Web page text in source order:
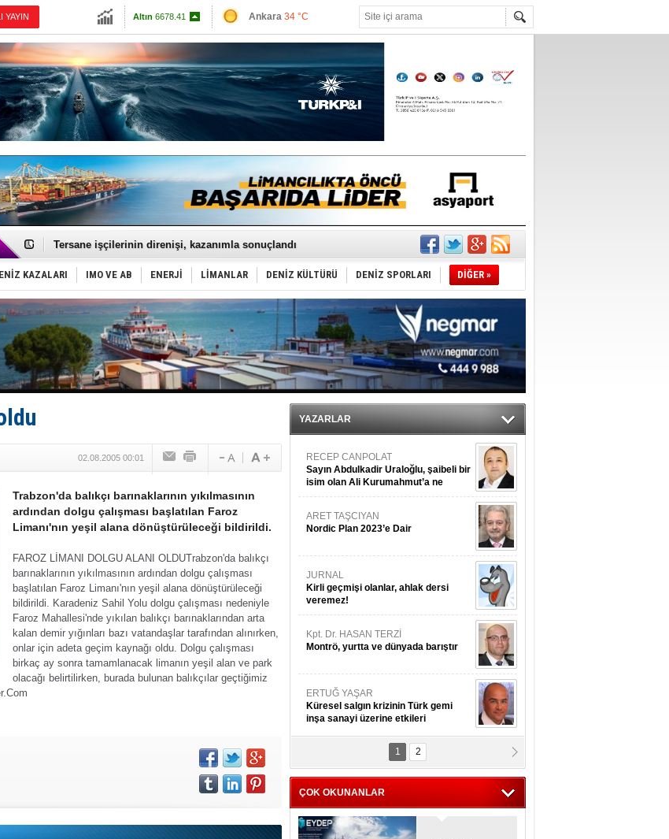
YAYIN Altın 6678.41
Euro55.1659
Ankara 34 °C
Antalya32 °C
Muğla 33 °C
Çanakkale 38 °C
İstanbul ve Çanakkale: 6 ayda 40.000 gemi
Tersane işçilerinin direnişi, kazanımla sonuçlandı
İngiliz aktivistler, gemide mahsur kaldı!
FESCO, Karadeniz'de yeni sevkiyat taleplerini durdurdu
DESE, BIMCO’ya katıldı
GİMBİRDER gemi inşa yan sanayinin sorunlarını tartıştı
35 milyon TL'lik tekne projesinde karar çıktı
İnsansız cankurtaran ihalesini BlueForge kazandı
Yüzyıl sonra ilk kez dünyaya açılan gizemli ada!
Anadolu Tersanesi EYDEP’te A sertifikası alan ilk tersane oldu
Derince, ILCA Masters Türkiye Şampiyonası’na ev sahipliği yapacak
Tüpraş, ham petrol taşımacılığına 4 yeni tanker daha ekliyor
KAZALARI IMO VE AB ENERJİ LİMANLAR DENİZ KÜLTÜRÜ DENİZ SPORLARI DİĞER »
02.08.2005 00:01
Trabzon'da balıkçı barınaklarının yıkılmasının
ardından dolgu çalışması başlatılan Faroz
Limanı'nın yeşil alana dönüştürüleceği bildirildi.
FAROZ LİMANI DOLGU ALANI OLDUTrabzon'da balıkçı
barınaklarının yıkılmasının ardından dolgu çalışması
başlatılan Faroz Limanı'nın yeşil alana dönüştürüleceği
bildirildi. Karadeniz Sahil Yolu dolgu çalışması nedeniyle
Faroz Mahallesi'nde yıkılan balıkçı barınaklarından arta
kalan demir yığınları bazı vatandaşlar tarafından alınırken,
onlar için adeta geçim kaynağı oldu. Dolgu çalışması
birkaç ay sonra tamamlanacak limanın yeşil alan ve park
olacağı belirtilirken, burada bulunan balıkçılar geçtiğimiz
YAZARLAR
RECEP CANPOLAT
Sayın Abdulkadir Uraloğlu, şaibeli bir
isim olan Ali Kurumahmut’a ne
danışıyorsunuz?
ARET TAŞCIYAN
Nordic Plan 2023’e Dair
JURNAL
Kirli geçmişi olanlar, ahlak dersi
veremez!
Kpt. Dr. HASAN TERZİ
Montrö, yurtta ve dünyada barıştır
ERTUĞ YAŞAR
Küresel salgın krizinin Türk gemi
inşa sanayi üzerine etkileri
Kpt. MESUT AZMİ GÖKSOY
ithafen...
1 2
ÇOK OKUNANLAR